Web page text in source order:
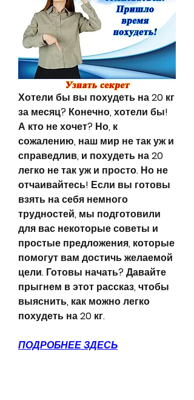
Хотели бы вы похудеть на 20 кг
за месяц? Конечно, хотели бы!
А кто не хочет? Но, к
сожалению, наш мир не так уж и
справедлив, и похудеть на 20
легко не так уж и просто. Но не
отчаивайтесь! Если вы готовы
взять на себя немного
трудностей, мы подготовили
для вас некоторые советы и
простые предложения, которые
помогут вам достичь желаемой
цели. Готовы начать? Давайте
прыгнем в этот рассказ, чтобы
выяснить, как можно легко
похудеть на 20 кг.
ПОДРОБНЕЕ ЗДЕСЬ